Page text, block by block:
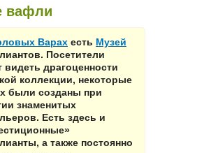
вафли
Варах есть Музей
Посетители
видеть драгоценности
коллекции, некоторые
были созданы при
знаменитых
Есть здесь и
а также постоянно